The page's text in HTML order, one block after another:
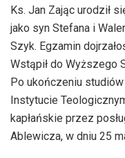
Ks. Jan Zając urodził
jako syn Stefana i
Szyk. Egzamin
Wstąpił do Wyższego
Po ukończeniu
Instytucie
kapłańskie przez
Ablewicza, w dniu 25